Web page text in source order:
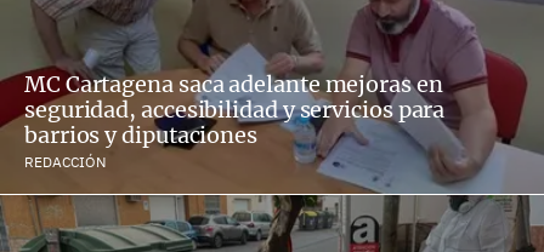
MC Cartagena saca adelante mejoras en
seguridad, accesibilidad y servicios para
barrios y diputaciones
REDACCIÓN